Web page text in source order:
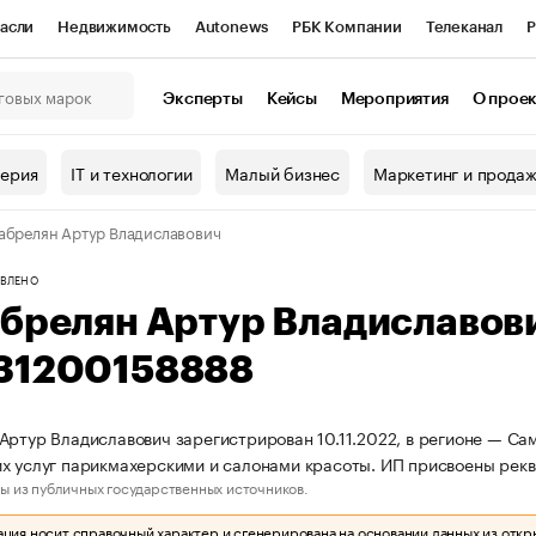
Недвижимость Autonews РБК Компании Телеканал
Проверка контрагентов
Эксперты Кейсы Мероприятия О
IT и технологии Малый бизнес Маркетинг и
Артур Владиславович
Артур
Владиславович зарегистрирован 10.11.2022, в регионе —
услуг парикмахерскими и салонами красоты. ИП присвоены
из публичных государственных источников.
носит справочный характер и сгенерирована на основании данных из